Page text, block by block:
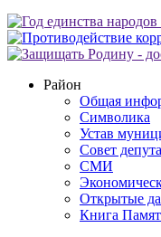
Район
Общая
Символика
Устав
Совет
СМИ
Открытые
Книга